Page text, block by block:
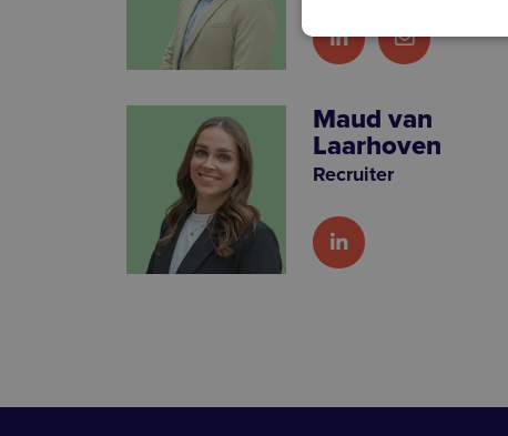
Maud van
Laarhoven
Recruiter